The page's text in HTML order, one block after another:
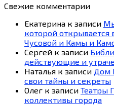
Свежие комментарии
Екатерина к записи
которой открывается
Чусовой и Камы и
Сергей к записи
действующие и
Наталья к записи Дом
свои тайны и секреты
Олег к записи Театры
коллективы города